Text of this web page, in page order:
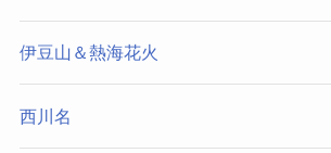
伊豆山＆熱海花火
西川名